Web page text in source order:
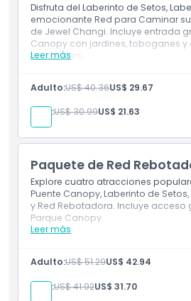
Disfruta del Laberinto de Setos,
emocionante Red para Caminar
de Jewel Changi. Incluye entrada
Canopy con jardines, toboganes
las edades.
Leer más
Incluye
Espejos y la Red para Caminar
Adulto:US$ 40.36US$ 29.67
Niño:US$ 30.99US$ 21.63
Paquete de Red
Explore cuatro atracciones
Puente Canopy, Laberinto de
y Red Rebotadora. Incluye
Parque Canopy.
Leer más
Acceso al Puente Canopy,
Entrada gratuita al Parque
Adulto:US$ 51.29US$ 42.94
Niño:US$ 41.92US$ 31.70